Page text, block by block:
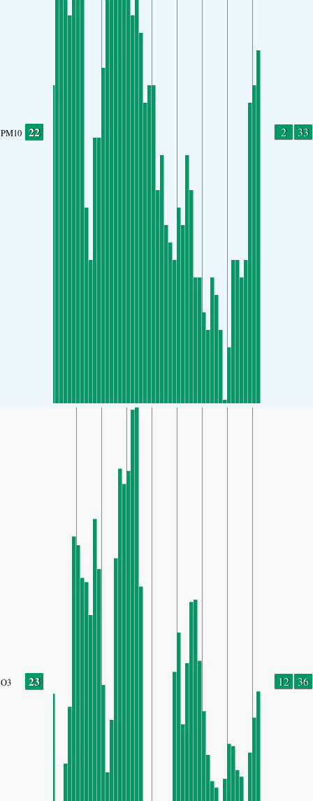
PM10 22 2 33
O3 23 12 36